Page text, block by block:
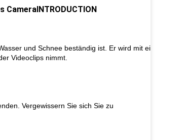
und Schnee beständig ist. Er wird mit
Videoclips nimmt.
Vergewissern Sie sich Sie zu